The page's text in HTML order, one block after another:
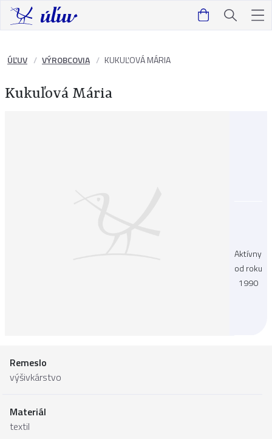
ÚĽUV VÝROBCOVIA KUKUĽOVÁ MÁRIA
Kukuľová Mária
Aktívny
od roku
1990
Remeslo
výšivkárstvo
Materiál
textil